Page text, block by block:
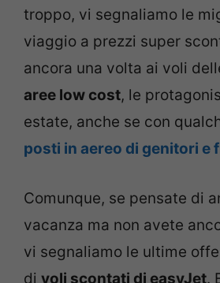
troppo, vi segnaliamo le
viaggio a prezzi super
ancora una volta ai voli
aree low cost, le
estate, anche se con
posti in aereo di genitori e
Comunque, se pensate di
vacanza ma non avete
vi segnaliamo le ultime
di voli scontati di easyJet.